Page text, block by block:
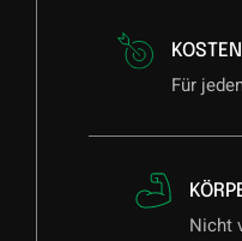
Für
Nicht